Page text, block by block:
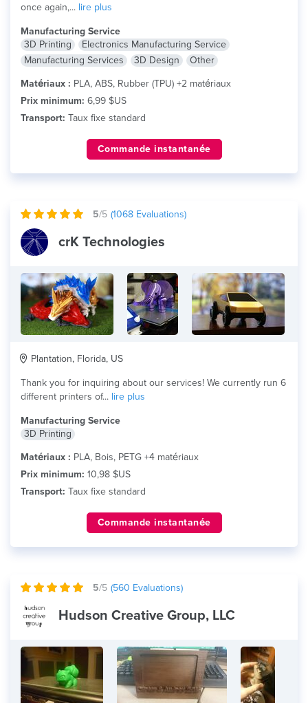
once again,... lire plus
Manufacturing Service
3D Printing
Electronics Manufacturing Service
Manufacturing Services
3D Design
Other
Matériaux : PLA, ABS, Rubber (TPU) +2 matériaux
Prix minimum: 6,99 $US
Transport: Taux fixe standard
Commande instantanée
5/5 (1068 Evaluations)
crK Technologies
Plantation, Florida, US
Thank you for inquiring about our services! We currently run 6
different printers of... lire plus
Manufacturing Service
3D Printing
Matériaux : PLA, Bois, PETG +4 matériaux
Prix minimum: 10,98 $US
Transport: Taux fixe standard
Commande instantanée
5/5 (560 Evaluations)
Hudson Creative Group, LLC